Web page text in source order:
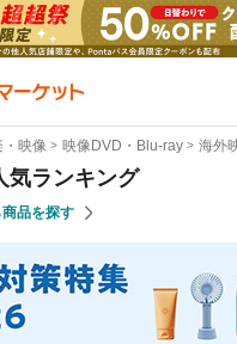
・映像 映像DVD・Blu-ray 海外
気ランキング
品を探す
タイムセール